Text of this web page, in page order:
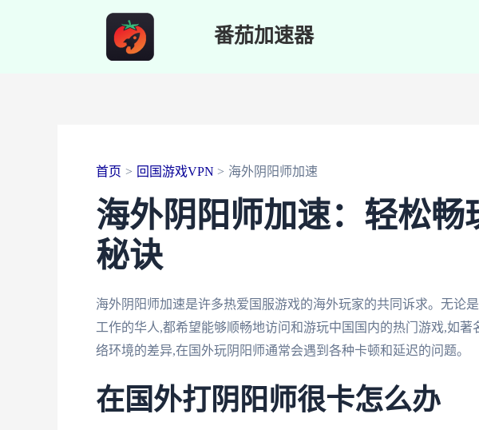
番茄加速器
首页 回国游戏VPN 海外阴阳师加速
海外阴阳师加速：轻松畅
秘诀
海外阴阳师加速是许多热爱国服游戏的海外玩家的共同诉求。无论
工作的华人,都希望能够顺畅地访问和游玩中国国内的热门游戏,如著
络环境的差异,在国外玩阴阳师通常会遇到各种卡顿和延迟的问题。
在国外打阴阳师很卡怎么办